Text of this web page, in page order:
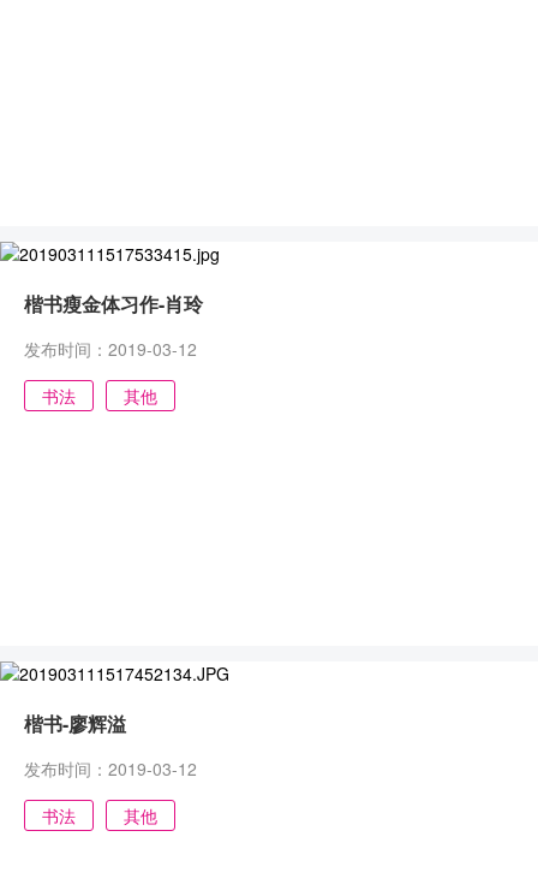
楷书瘦金体习作-肖玲
发布时间：2019-03-12
书法
其他
楷书-廖辉溢
发布时间：2019-03-12
书法
其他